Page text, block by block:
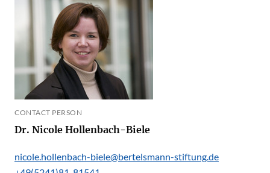
CONTACT PERSON
Dr. Nicole Hollenbach-Biele
nicole.hollenbach-biele@bertelsmann-stiftung.de